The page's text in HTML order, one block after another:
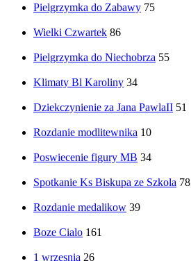
Pielgrzymka do Zabawy 75
Wielki Czwartek 86
Pielgrzymka do Niechobrza 55
Klimaty Bl Karoliny 34
Dziekczynienie za Jana PawlaII 51
Rozdanie modlitewnika 10
Poswiecenie figury MB 34
Spotkanie Ks Biskupa ze Szkola 78
Rozdanie medalikow 39
Boze Cialo 161
1 wrzesnia 26